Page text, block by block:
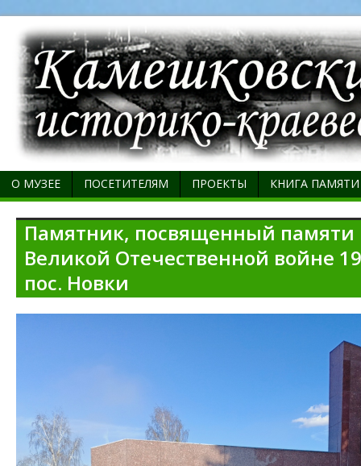
О МУЗЕЕ ПОСЕТИТЕЛЯМ ПРОЕКТЫ КНИГА ПАМЯТИ
Памятник, посвященный памяти
Великой Отечественной войне
пос. Новки